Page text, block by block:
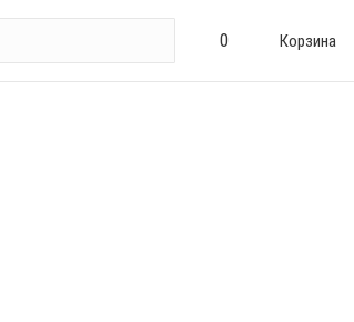
0 Корзина